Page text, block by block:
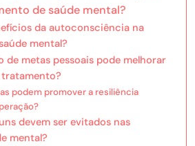
de saúde mental?
da autoconsciência na
mental?
de metas pessoais pode melhorar
podem promover a resiliência
devem ser evitados nas
mental?